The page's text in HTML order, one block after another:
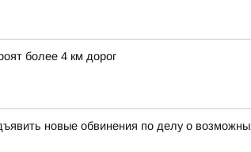
более 4 км дорог
новые обвинения по делу о